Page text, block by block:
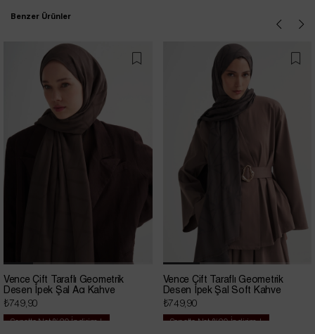
Benzer Ürünler
Vence Çift Taraflı Geometrik
Desen İpek Şal Acı Kahve
₺749,90
Sepette Net %20 İndirim !
Vence Çift Taraflı Geometrik
Desen İpek Şal Soft Kahve
₺749,90
Sepette Net %20 İndirim !